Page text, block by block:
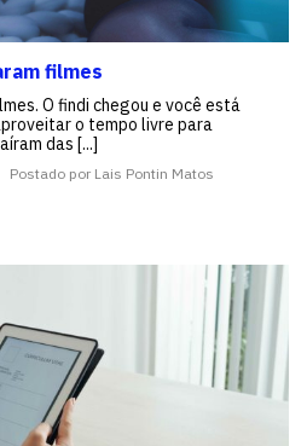
filmes
O findi chegou e você está
o tempo livre para
das [...]
Postado por Lais Pontin Matos